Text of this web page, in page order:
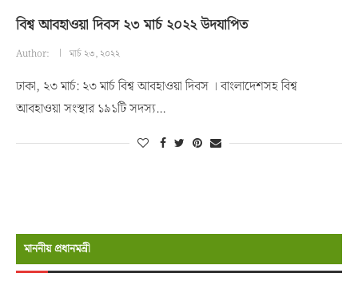
বিশ্ব আবহাওয়া দিবস ২৩ মার্চ ২০২২ উদযাপিত
Author: মার্চ ২৩, ২০২২
ঢাকা, ২৩ মার্চ: ২৩ মার্চ বিশ্ব আবহাওয়া দিবস । বাংলাদেশসহ বিশ্ব
আবহাওয়া সংস্থার ১৯১টি সদস্য…
মাননীয় প্রধানমন্রী